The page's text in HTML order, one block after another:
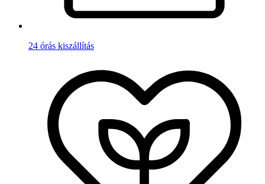
24 órás kiszállítás